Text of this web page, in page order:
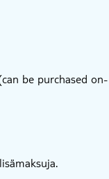
be purchased on-